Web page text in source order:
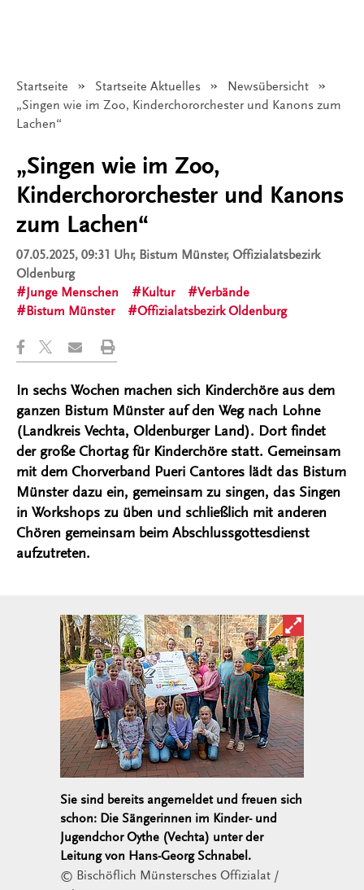
Startseite Startseite Aktuelles
Newsübersicht
Angezeigt:
„Singen wie im Zoo, Kinderchororchester und Kanons zum
Lachen“
„Singen wie im Zoo,
Kinderchororchester und Kanons
zum Lachen“
07.05.2025, 09:31 Uhr, Bistum Münster, Offizialatsbezirk
Oldenburg
Junge Menschen
Kultur
Verbände
Bistum Münster
Offizialatsbezirk Oldenburg
In sechs Wochen machen sich Kinderchöre aus dem
ganzen Bistum Münster auf den Weg nach Lohne
(Landkreis Vechta, Oldenburger Land). Dort findet
der große Chortag für Kinderchöre statt. Gemeinsam
mit dem Chorverband Pueri Cantores lädt das Bistum
Münster dazu ein, gemeinsam zu singen, das Singen
in Workshops zu üben und schließlich mit anderen
Chören gemeinsam beim Abschlussgottesdienst
aufzutreten.
Bild in
Sie sind bereits angemeldet und freuen sich
schon: Die Sängerinnen im Kinder- und
Jugendchor Oythe (Vechta) unter der
Leitung von Hans-Georg Schnabel.
© Bischöflich Münstersches Offizialat /